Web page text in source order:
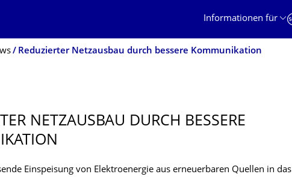
Informationen für
Reduzierter Netzausbau durch bessere Kommunikation
NETZAUSBAU DURCH BESSERE
Einspeisung von Elektroenergie aus erneuerbaren Quellen in das